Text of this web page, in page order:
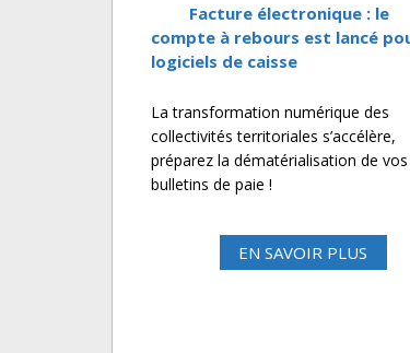
Facture électronique : le
compte à rebours est lancé
logiciels de caisse
La transformation numérique des
collectivités territoriales s’accélère,
préparez la dématérialisation de vos
bulletins de paie !
EN SAVOIR PLUS